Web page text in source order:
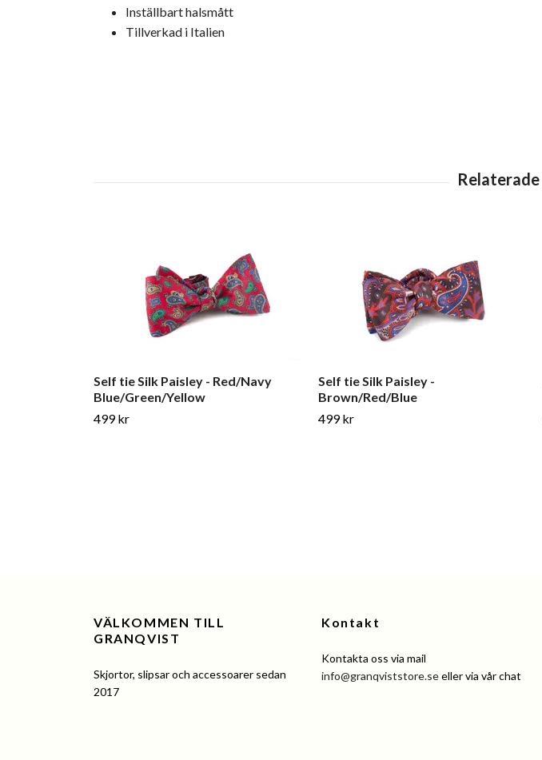
Inställbart halsmått
Tillverkad i Italien
Self tie Silk Paisley - Red/Navy
Blue/Green/Yellow
499 kr
Self tie Silk Paisley -
Brown/Red/Blue
499 kr
VÄLKOMMEN TILL
GRANQVIST
Skjortor, slipsar och accessoarer sedan
2017
Kontakt
Kontakta oss via mail
info@granqviststore.seeller via vår chat